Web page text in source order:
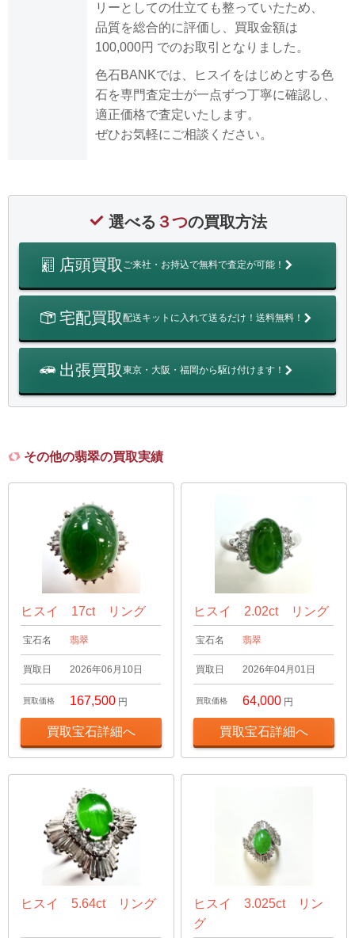
リーとしての仕立ても整っていたため、
品質を総合的に評価し、買取金額は
100,000円 でのお取引となりました。
色石BANKでは、ヒスイをはじめとする色
石を専門査定士が一点ずつ丁寧に確認し、
適正価格で査定いたします。
ぜひお気軽にご相談ください。
選べる ３つの買取方法
店頭買取 ご来社・お持込で無料で査定が可能！
宅配買取配送キットに入れて送るだけ！送料無料！
出張買取東京・大阪・福岡から駆け付けます！
その他の翡翠の買取実績
ヒスイ 17ct リング
宝石名 翡翠
買取日 2026年06月10日
買取価格 167,500 円
買取宝石詳細へ
ヒスイ 2.02ct リング
宝石名 翡翠
買取日 2026年04月01日
買取価格 64,000 円
買取宝石詳細へ
ヒスイ 5.64ct リング
ヒスイ 3.025ct リン
グ